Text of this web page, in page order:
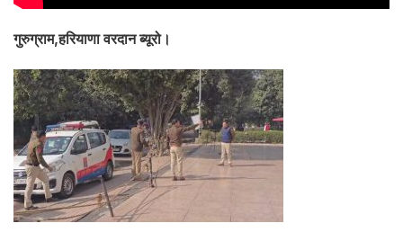
गुरुग्राम,हरियाणा वरदान ब्यूरो।